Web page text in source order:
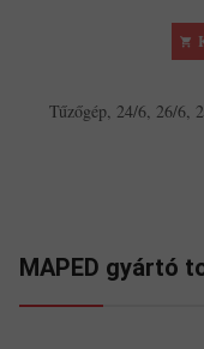
Tűzőgép, 24/6, 26/6,
MAPED gyártó